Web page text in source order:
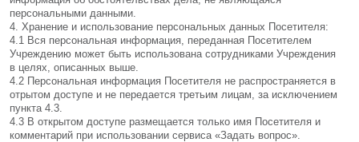
персональными данными.
4. Хранение и использование персональных данных Посетителя:
4.1 Вся персональная информация, переданная Посетителем
Учреждению может быть использована сотрудниками Учреждения
в целях, описанных выше.
4.2 Персональная информация Посетителя не распространяется в
отрытом доступе и не передается третьим лицам, за исключением
пункта 4.3.
4.3 В открытом доступе размещается только имя Посетителя и
комментарий при использовании сервиса «Задать вопрос».